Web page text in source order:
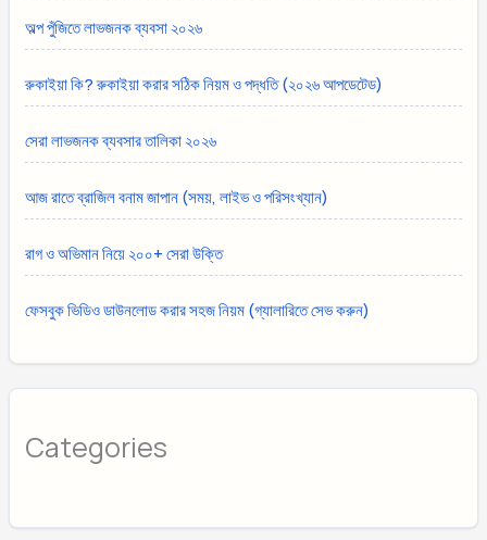
অল্প পুঁজিতে লাভজনক ব্যবসা ২০২৬
রুকাইয়া কি? রুকাইয়া করার সঠিক নিয়ম ও পদ্ধতি (২০২৬ আপডেটেড)
সেরা লাভজনক ব্যবসার তালিকা ২০২৬
আজ রাতে ব্রাজিল বনাম জাপান (সময়, লাইভ ও পরিসংখ্যান)
রাগ ও অভিমান নিয়ে ২০০+ সেরা উক্তি
ফেসবুক ভিডিও ডাউনলোড করার সহজ নিয়ম (গ্যালারিতে সেভ করুন)
Categories